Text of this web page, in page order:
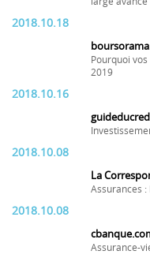
2018.10.18
Pourquoi
2019
2018.10.16
2018.10.08
La
Assurances
2018.10.08
Assurance-